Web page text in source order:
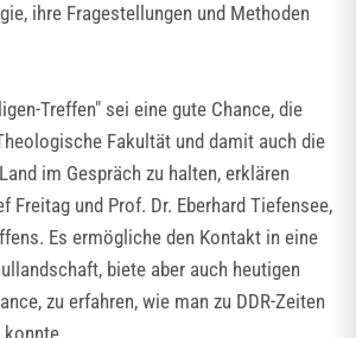
ihre Fragestellungen und Methoden
Treffen" sei eine gute Chance, die
Fakultät und damit auch die
im Gespräch zu halten, erklären
Freitag und Prof. Dr. Eberhard Tiefensee,
Es ermögliche den Kontakt in eine
biete aber auch heutigen
zu erfahren, wie man zu DDR-Zeiten